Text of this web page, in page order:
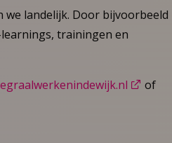
we landelijk. Door bijvoorbeeld
trainingen en
of